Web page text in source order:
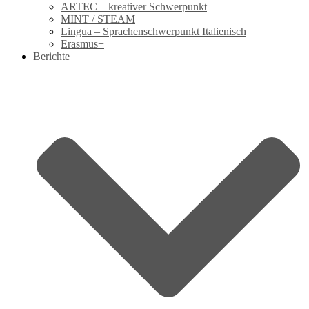
ARTEC – kreativer Schwerpunkt
MINT / STEAM
Lingua – Sprachenschwerpunkt Italienisch
Erasmus+
Berichte